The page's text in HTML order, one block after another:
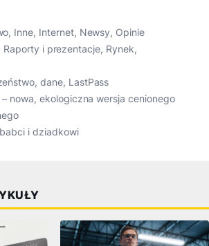
, Inne, Internet, Newsy, Opinie
Raporty i prezentacje, Rynek,
,dane, LastPass
nowa, ekologiczna wersja cenionego
i dziadkowi